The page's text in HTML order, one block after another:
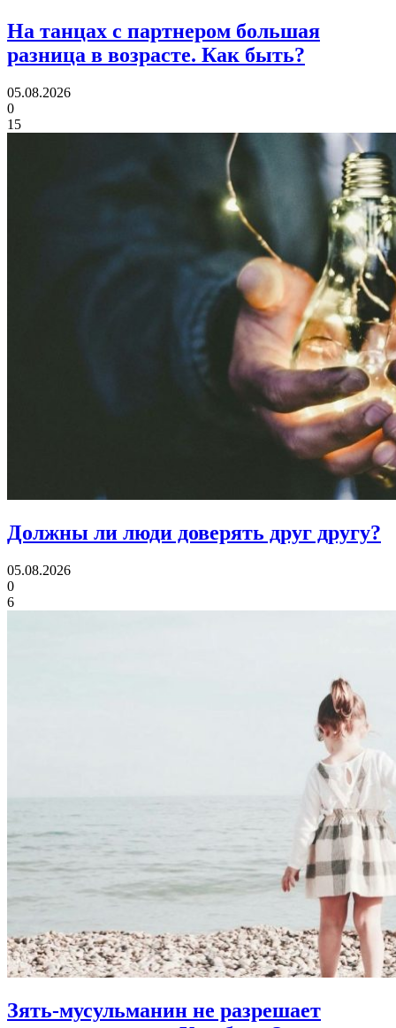
На танцах с партнером большая
разница в возрасте. Как быть?
05.08.2026
0
15
Должны ли люди доверять друг другу?
05.08.2026
0
6
Зять-мусульманин не разрешает